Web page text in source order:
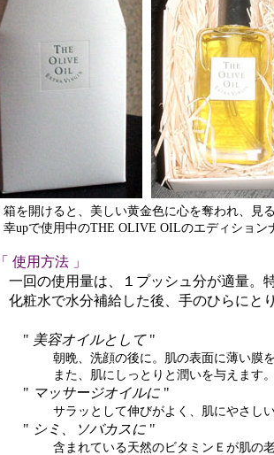
けると、美しい黄金色に心を奪われ、見る
使用中のTHE OLIVE OILのエディションナ
「 使用方法 」
の使用量は、１プッシュ分が適量。特
水で水分補給した後、手のひらにとり
美容オイルとして"
、洗顔の後に。肌の表面に薄い膜を作
肌にしっとりと潤いを与えます。更に
マッサージオイルに "
ッとして伸びがよく、肌にやさしいの
シミ、ソバカスに "
れている天然のビタミンＥが肌の老化